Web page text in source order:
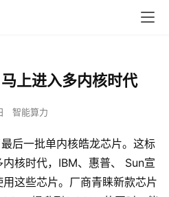
上进入多内核时代
智能算力
一批单内核皓龙芯片。这标
核时代，IBM、惠普、 Sun宣
这些芯片。厂商青睐新款芯片